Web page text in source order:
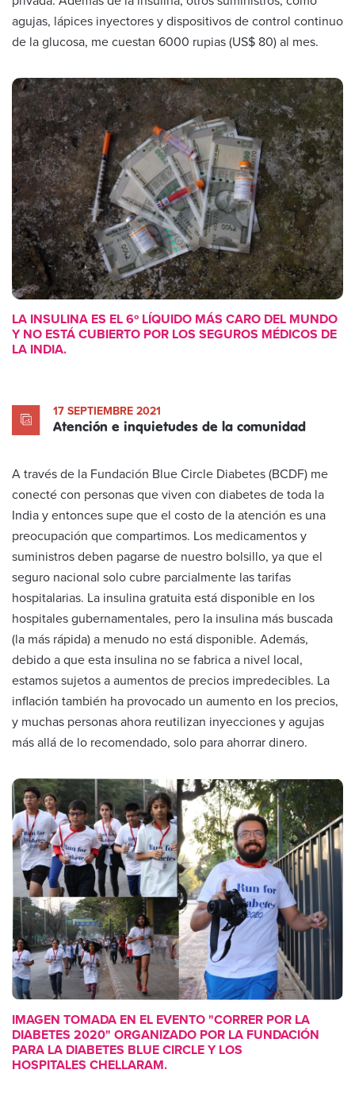
agujas, lápices inyectores y dispositivos de control continuo
de la glucosa, me cuestan 6000 rupias (US$ 80) al mes.
LA INSULINA ES EL 6º LÍQUIDO MÁS CARO DEL MUNDO
Y NO ESTÁ CUBIERTO POR LOS SEGUROS MÉDICOS DE
LA INDIA.
17 SEPTIEMBRE 2021
Atención e inquietudes de la comunidad
A través de la Fundación Blue Circle Diabetes (BCDF) me
conecté con personas que viven con diabetes de toda la
India y entonces supe que el costo de la atención es una
preocupación que compartimos. Los medicamentos y
suministros deben pagarse de nuestro bolsillo, ya que el
seguro nacional solo cubre parcialmente las tarifas
hospitalarias. La insulina gratuita está disponible en los
hospitales gubernamentales, pero la insulina más buscada
(la más rápida) a menudo no está disponible. Además,
debido a que esta insulina no se fabrica a nivel local,
estamos sujetos a aumentos de precios impredecibles. La
inflación también ha provocado un aumento en los precios,
y muchas personas ahora reutilizan inyecciones y agujas
más allá de lo recomendado, solo para ahorrar dinero.
IMAGEN TOMADA EN EL EVENTO "CORRER POR LA
DIABETES 2020" ORGANIZADO POR LA FUNDACIÓN
PARA LA DIABETES BLUE CIRCLE Y LOS
HOSPITALES CHELLARAM.